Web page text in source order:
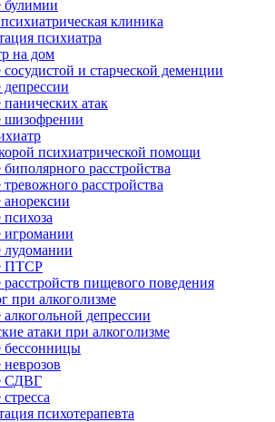
булимии
клиника
психиатра
на дом
и старческой деменции
атак
шизофрении
психиатрической помощи
расстройства
расстройства
игромании
лудомании
ПТСР
пищевого поведения
при алкоголизме
депрессии
атаки при алкоголизме
бессонницы
СДВГ
психотерапевта